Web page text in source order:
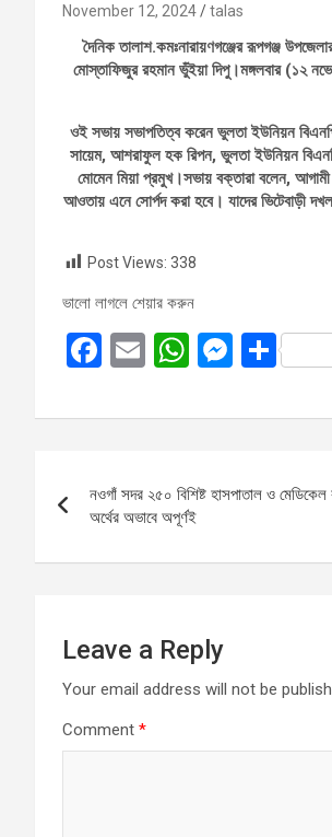
November 12, 2024 talas
দৈনিক তালাশ.কমঃনারায়ণগঞ্জের রূপগঞ্জ
মোস্তাফিজুর রহমান ভুঁইয়া দিপু।মঙ্গলবার (১২
ওই সভায় সভাপতিত্ব করেন ভুলতা ইউনিয়ন
সায়েম, আশরাফুল হক রিপন, ভুলতা ইউনিয়ন
মোমেন মিয়া প্রমুখ।সভায় বক্তারা বলেন,
আওতায় এনে সোর্পদ করা হবে। যাদের ভিটেবাড়ী
Post Views: 338
ভালো লাগলে শেয়ার করুন
F
ce
o
o
k
E
ail
W
at
A
p
p
M
se
g
S
ar
navigation
নওগাঁ সদর ২৫০ বিশিষ্ট হাসপাতাল ও
অর্থের অভাবে অপূর্ণই
Leave a Reply
Your email address will not be
Comment *